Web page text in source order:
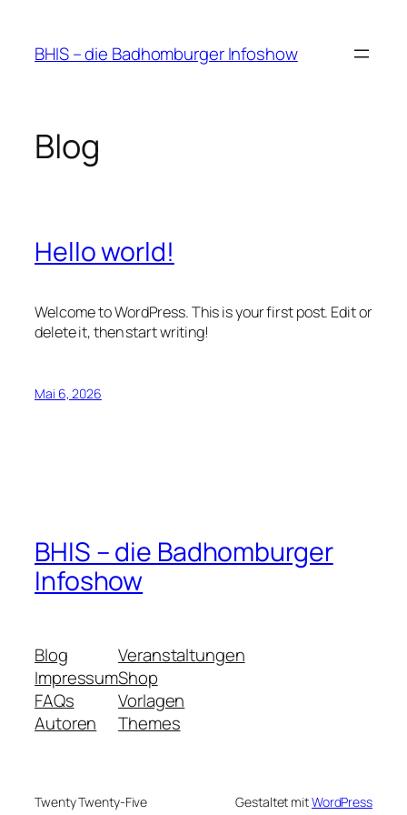
springen
BHIS – die Badhomburger Infoshow
Blog
Hello world!
Welcome to WordPress. This is your first post. Edit or
delete it, then start writing!
Mai 6, 2026
BHIS – die Badhomburger
Infoshow
Blog
Impressum
FAQs
Autoren
Veranstaltungen
Shop
Vorlagen
Themes
Twenty Twenty-Five Gestaltet mitWordPress